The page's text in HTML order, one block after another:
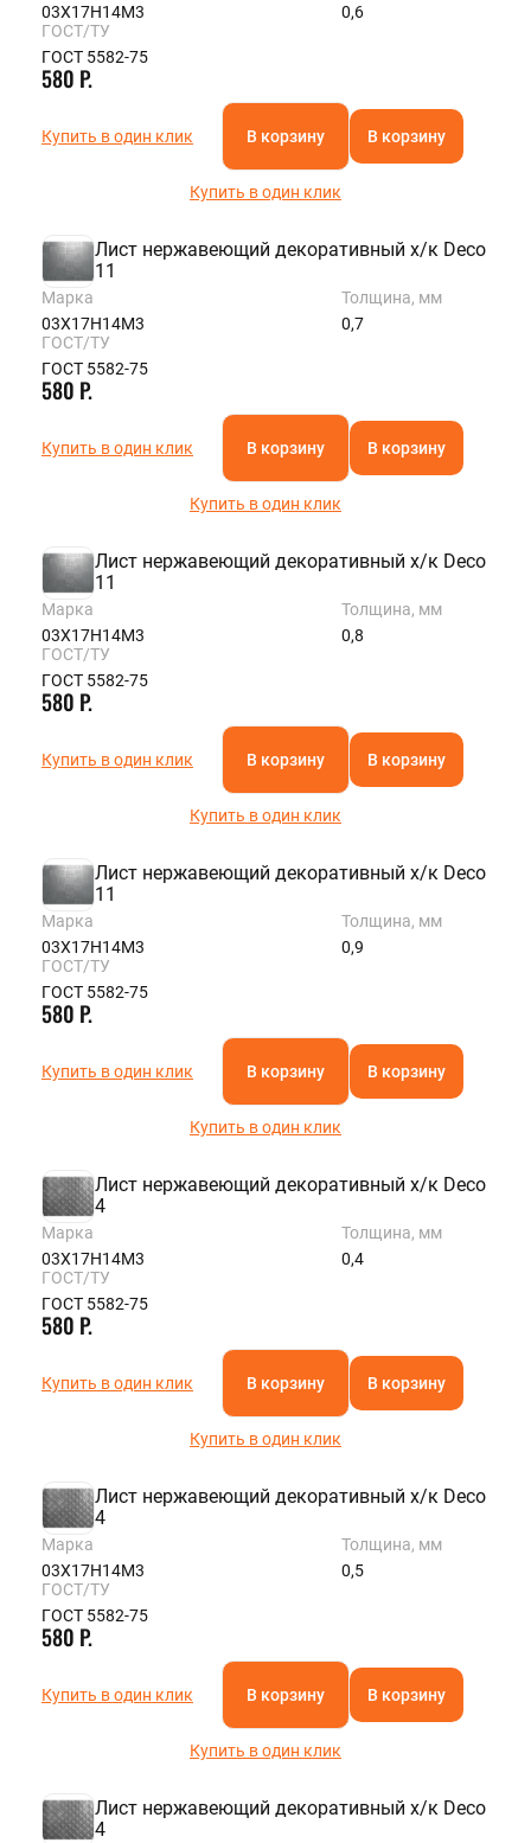
03Х17Н14М3
0,6
ГОСТ/ТУ
ГОСТ 5582-75
580 Р.
Купить в один клик В корзину В корзину
Купить в один клик
Лист нержавеющий декоративный х/к Deco
11
Марка
03Х17Н14М3
Толщина, мм
0,7
ГОСТ/ТУ
ГОСТ 5582-75
580 Р.
Купить в один клик В корзину В корзину
Купить в один клик
Лист нержавеющий декоративный х/к Deco
11
Марка
03Х17Н14М3
Толщина, мм
0,8
ГОСТ/ТУ
ГОСТ 5582-75
580 Р.
Купить в один клик В корзину В корзину
Купить в один клик
Лист нержавеющий декоративный х/к Deco
11
Марка
03Х17Н14М3
Толщина, мм
0,9
ГОСТ/ТУ
ГОСТ 5582-75
580 Р.
Купить в один клик В корзину В корзину
Купить в один клик
Лист нержавеющий декоративный х/к Deco
4
Марка
03Х17Н14М3
Толщина, мм
0,4
ГОСТ/ТУ
ГОСТ 5582-75
580 Р.
Купить в один клик В корзину В корзину
Купить в один клик
Лист нержавеющий декоративный х/к Deco
4
Марка
03Х17Н14М3
Толщина, мм
0,5
ГОСТ/ТУ
ГОСТ 5582-75
580 Р.
Купить в один клик В корзину В корзину
Купить в один клик
Лист нержавеющий декоративный х/к Deco
4